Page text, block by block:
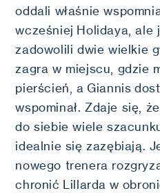
oddali właśnie
wcześniej Holidaya, ale
zadowolili dwie wielkie
zagra w miejscu, gdzie
pierścień, a Giannis
wspominał. Zdaje się,
do siebie wiele
idealnie się zazębiają.
nowego trenera
chronić Lillarda w